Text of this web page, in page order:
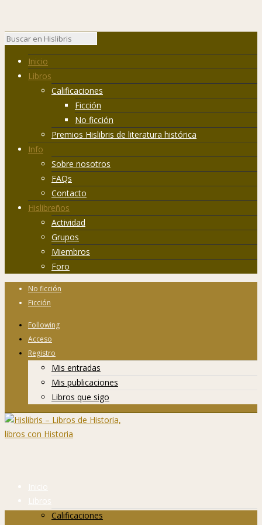
Inicio
Libros
Calificaciones
Ficción
No ficción
Premios Hislibris de literatura histórica
Info
Sobre nosotros
FAQs
Contacto
Hislibreños
Actividad
Grupos
Miembros
Foro
No ficción
Ficción
Following
Acceso
Registro
Mis entradas
Mis publicaciones
Libros que sigo
Inicio
Libros
Calificaciones